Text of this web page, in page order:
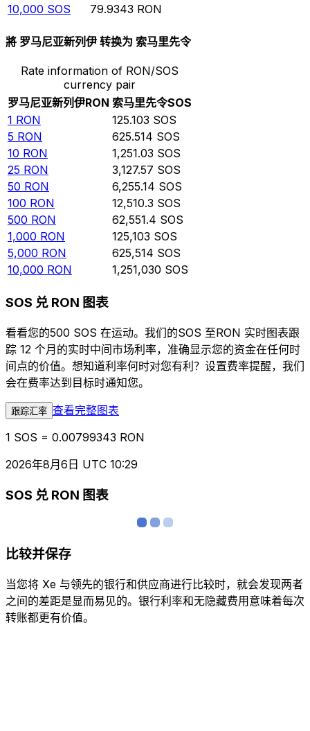
10,000 SOS 79.9343 RON
將 罗马尼亚新列伊 转换为 索马里先令
Rate information of RON/SOS
currency pair
罗马尼亚新列伊RON 索马里先令SOS
1 RON 125.103 SOS
5 RON 625.514 SOS
10 RON 1,251.03 SOS
25 RON 3,127.57 SOS
50 RON 6,255.14 SOS
100 RON 12,510.3 SOS
500 RON 62,551.4 SOS
1,000 RON 125,103 SOS
5,000 RON 625,514 SOS
10,000 RON 1,251,030 SOS
SOS 兑 RON 图表
看看您的500 SOS 在运动。我们的SOS 至RON 实时图表跟
踪 12 个月的实时中间市场利率，准确显示您的资金在任何时
间点的价值。想知道利率何时对您有利？设置费率提醒，我们
会在费率达到目标时通知您。
跟踪汇率 查看完整图表
1 SOS = 0.00799343 RON
2026年8月6日 UTC 10:29
SOS 兑 RON 图表
比较并保存
当您将 Xe 与领先的银行和供应商进行比较时，就会发现两者
之间的差距是显而易见的。银行利率和无隐藏费用意味着每次
转账都更有价值。